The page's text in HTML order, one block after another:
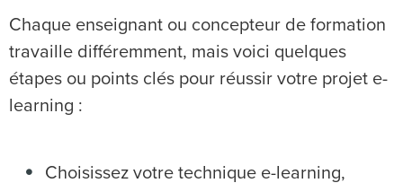
Chaque enseignant ou concepteur de formation
travaille différemment, mais voici quelques
étapes ou points clés pour réussir votre projet e-
learning :
Choisissez votre technique e-learning,